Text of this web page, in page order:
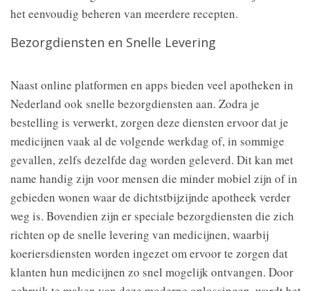
het eenvoudig beheren van meerdere recepten.
Bezorgdiensten en Snelle Levering
Naast online platformen en apps bieden veel apotheken in
Nederland ook snelle bezorgdiensten aan. Zodra je
bestelling is verwerkt, zorgen deze diensten ervoor dat je
medicijnen vaak al de volgende werkdag of, in sommige
gevallen, zelfs dezelfde dag worden geleverd. Dit kan met
name handig zijn voor mensen die minder mobiel zijn of in
gebieden wonen waar de dichtstbijzijnde apotheek verder
weg is. Bovendien zijn er speciale bezorgdiensten die zich
richten op de snelle levering van medicijnen, waarbij
koeriersdiensten worden ingezet om ervoor te zorgen dat
klanten hun medicijnen zo snel mogelijk ontvangen. Door